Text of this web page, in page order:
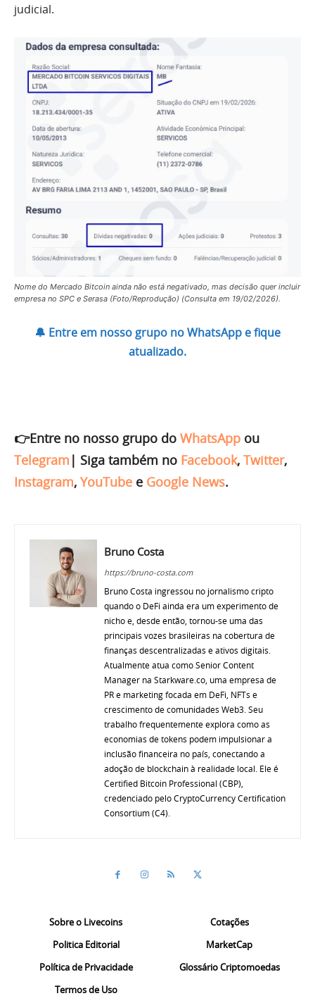
judicial.
Nome do Mercado Bitcoin ainda não está negativado, mas decisão quer incluir
empresa no SPC e Serasa (Foto/Reprodução) (Consulta em 19/02/2026).
🔔 Entre em nosso grupo no WhatsApp e fique
atualizado.
👉Entre no nosso grupo do WhatsApp ou
Telegram | Siga também no Facebook, Twitter,
Instagram, YouTube e Google News.
Bruno Costa
https://bruno-costa.com
Bruno Costa ingressou no jornalismo cripto
quando o DeFi ainda era um experimento de
nicho e, desde então, tornou-se uma das
principais vozes brasileiras na cobertura de
finanças descentralizadas e ativos digitais.
Atualmente atua como Senior Content
Manager na Starkware.co, uma empresa de
PR e marketing focada em DeFi, NFTs e
crescimento de comunidades Web3. Seu
trabalho frequentemente explora como as
economias de tokens podem impulsionar a
inclusão financeira no país, conectando a
adoção de blockchain à realidade local. Ele é
Certified Bitcoin Professional (CBP),
credenciado pelo CryptoCurrency Certification
Consortium (C4).
Sobre o Livecoins
Politica Editorial
Política de Privacidade
Termos de Uso
Cotações
MarketCap
Glossário Criptomoedas